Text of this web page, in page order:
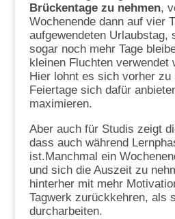
Brückentage zu nehmen,
Wochenende dann auf vier
aufgewendeten Urlaubstag,
sogar noch mehr Tage
kleinen Fluchten verwendet
Hier lohnt es sich vorher zu
Feiertage sich dafür
maximieren.
Aber auch für Studis zeigt
dass auch während
ist.Manchmal ein
und sich die Auszeit zu
hinterher mit mehr
Tagwerk zurückkehren, als
durcharbeiten.